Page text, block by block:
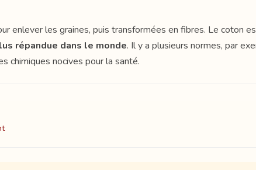
enlever les graines, puis transformées en fibres. Le coton
répandue dans le monde. Il y a plusieurs normes, par
chimiques nocives pour la santé.